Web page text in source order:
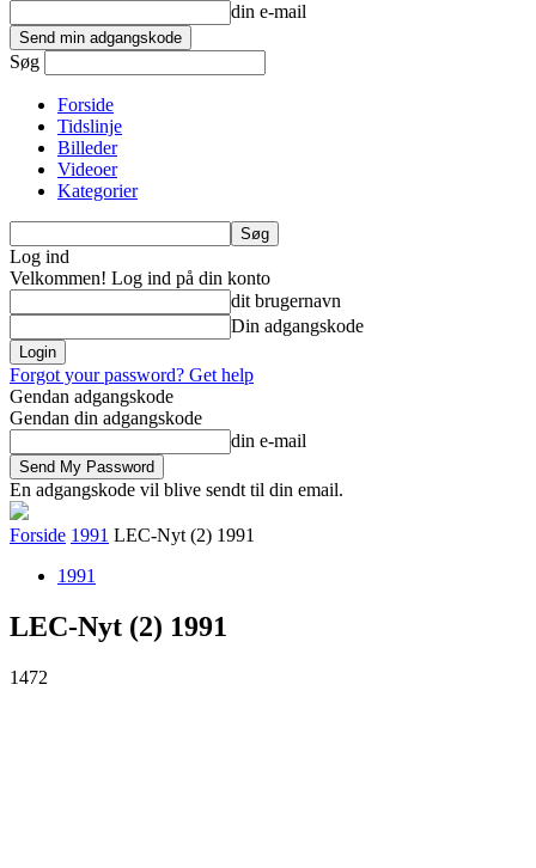
din e-mail
Søg
Forside
Tidslinje
Billeder
Videoer
Kategorier
Log ind
Velkommen! Log ind på din konto
dit brugernavn
Din adgangskode
Forgot your password? Get help
Gendan adgangskode
Gendan din adgangskode
din e-mail
En adgangskode vil blive sendt til din email.
Forside 1991 LEC-Nyt (2) 1991
1991
LEC-Nyt (2) 1991
1472